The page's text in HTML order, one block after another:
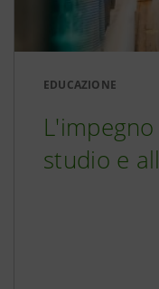
EDUCAZIONE
studio e